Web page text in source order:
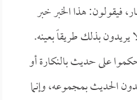
فيقولون: هذا الخبر خبر
يريدون بذلك طريقاً بعينه.
على حديث بالنكارة أو
الحديث بمجموعه، وإنما